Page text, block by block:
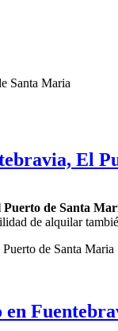
El
de Santa
de alquilar